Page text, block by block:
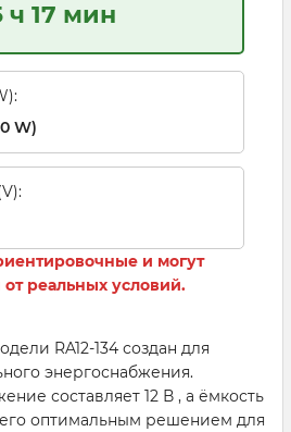
ч 17 мин
W)
и могут
от реальных условий.
RA12-134 создан для
энергоснабжения.
составляет 12 В , а ёмкость
его оптимальным решением для